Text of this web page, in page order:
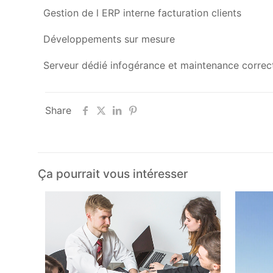
Gestion de l ERP interne facturation clients
Développements sur mesure
Serveur dédié infogérance et maintenance
Share
Ça pourrait vous intéresser